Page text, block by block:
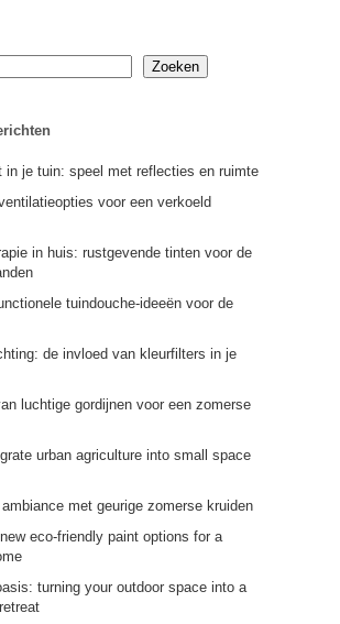
Zoeken
in je tuin: speel met reflecties en ruimte
voor een verkoeld
in huis: rustgevende tinten voor de
tuindouche-ideeën voor de
de invloed van kleurfilters in je
luchtige gordijnen voor een zomerse
urban agriculture into small space
met geurige zomerse kruiden
eco-friendly paint options for a
turning your outdoor space into a